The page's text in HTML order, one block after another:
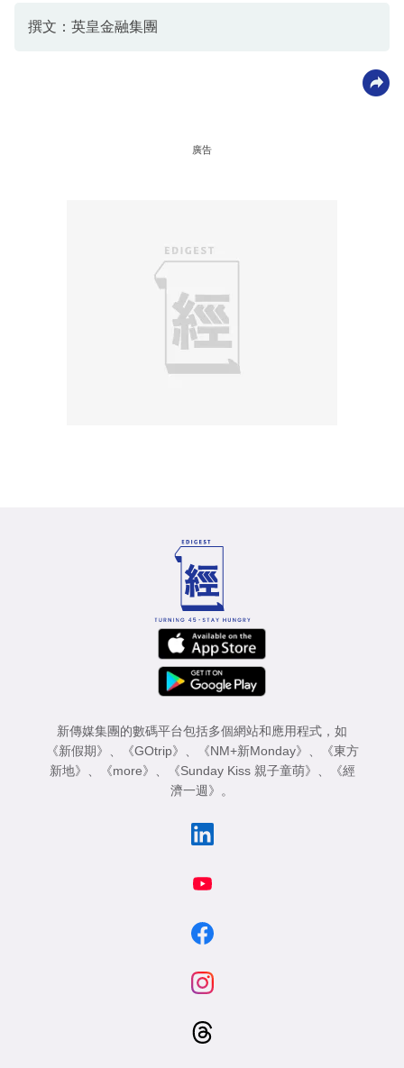
撰文：英皇金融集團
廣告
新傳媒集團的數碼平台包括多個網站和應用程式，如
《新假期》
《GOtrip》 《NM+新Monday》
《東方
新地》
《more》 《Sunday Kiss 親子童萌》
《經
濟一週》
。